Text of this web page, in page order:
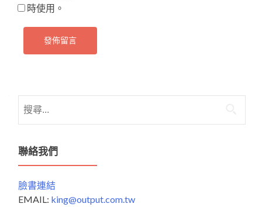
時使用。
尋
鍵
字:
聯絡我們
臉書連結
EMAIL: king@output.com.tw